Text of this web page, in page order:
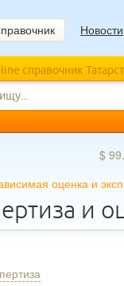
Новости
справочник
$
оценка и
и